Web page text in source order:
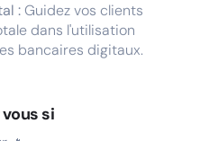
:Guidez vos clients
dans l'utilisation
bancaires digitaux.
si